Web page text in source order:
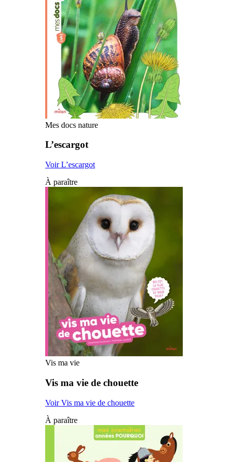
Mes docs nature
L’escargot
Voir L’escargot
À paraître
Vis ma vie
Vis ma vie de chouette
Voir Vis ma vie de chouette
À paraître